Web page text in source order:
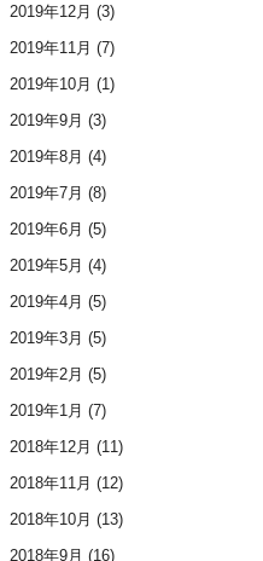
2019年12月 (3)
2019年11月 (7)
2019年10月 (1)
2019年9月 (3)
2019年8月 (4)
2019年7月 (8)
2019年6月 (5)
2019年5月 (4)
2019年4月 (5)
2019年3月 (5)
2019年2月 (5)
2019年1月 (7)
2018年12月 (11)
2018年11月 (12)
2018年10月 (13)
2018年9月 (16)